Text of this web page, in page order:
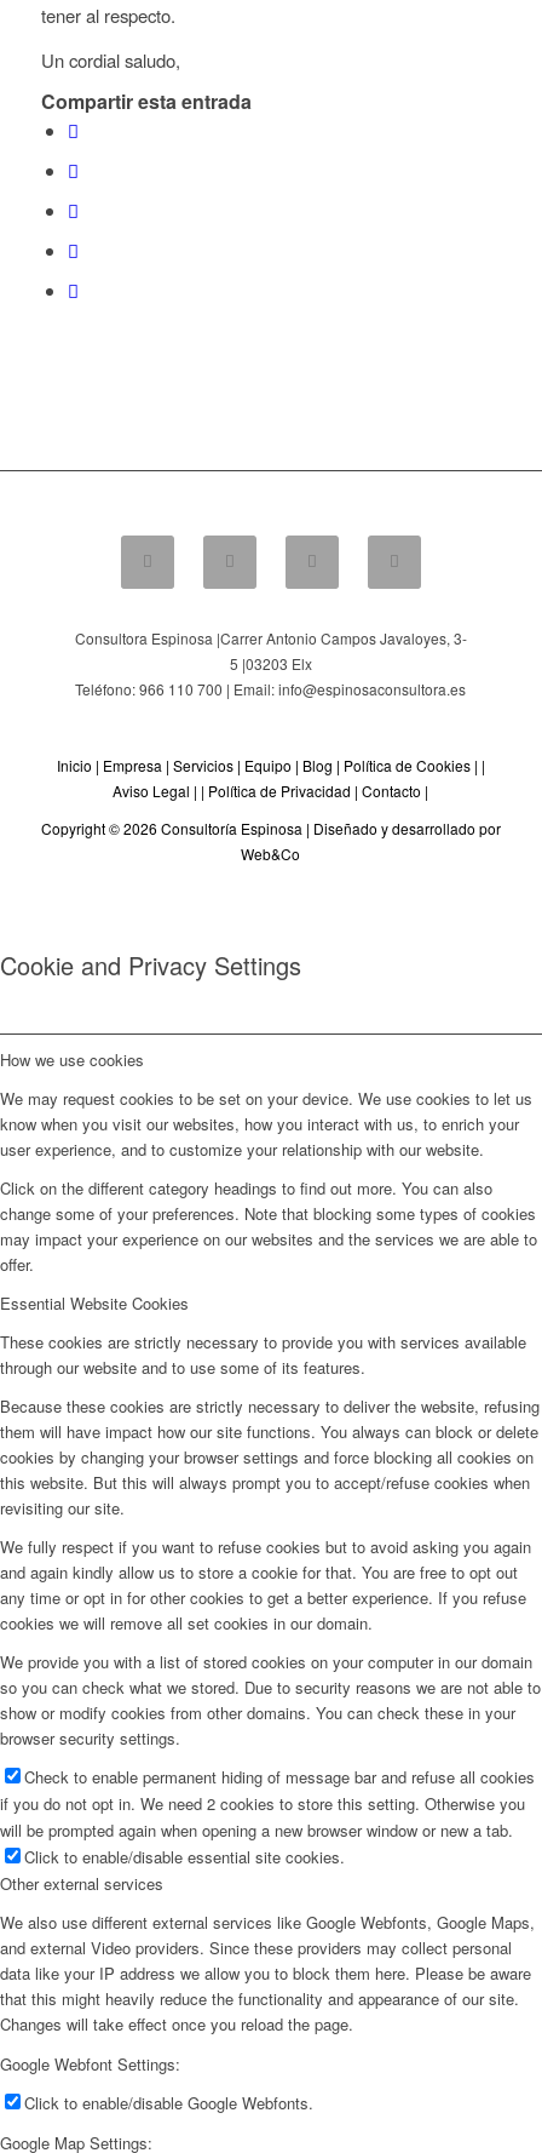
tener al respecto.
Un cordial saludo,
Compartir esta entrada
Consultora Espinosa |Carrer Antonio Campos Javaloyes, 3-
5 |03203 Elx
Teléfono: 966 110 700 | Email: info@espinosaconsultora.es
Inicio | Empresa | Servicios| Equipo | Blog | Política de Cookies| |
Aviso Legal | | Política de Privacidad |Contacto |
Copyright © 2026 Consultoría Espinosa | Diseñado y desarrollado por
Web&Co
Cookie and Privacy Settings
How we use cookies
We may request cookies to be set on your device. We use cookies to let us
know when you visit our websites, how you interact with us, to enrich your
user experience, and to customize your relationship with our website.
Click on the different category headings to find out more. You can also
change some of your preferences. Note that blocking some types of cookies
may impact your experience on our websites and the services we are able to
offer.
Essential Website Cookies
These cookies are strictly necessary to provide you with services available
through our website and to use some of its features.
Because these cookies are strictly necessary to deliver the website, refusing
them will have impact how our site functions. You always can block or delete
cookies by changing your browser settings and force blocking all cookies on
this website. But this will always prompt you to accept/refuse cookies when
revisiting our site.
We fully respect if you want to refuse cookies but to avoid asking you again
and again kindly allow us to store a cookie for that. You are free to opt out
any time or opt in for other cookies to get a better experience. If you refuse
cookies we will remove all set cookies in our domain.
We provide you with a list of stored cookies on your computer in our domain
so you can check what we stored. Due to security reasons we are not able to
show or modify cookies from other domains. You can check these in your
browser security settings.
Check to enable permanent hiding of message bar and refuse all cookies
if you do not opt in. We need 2 cookies to store this setting. Otherwise you
will be prompted again when opening a new browser window or new a tab.
Click to enable/disable essential site cookies.
Other external services
We also use different external services like Google Webfonts, Google Maps,
and external Video providers. Since these providers may collect personal
data like your IP address we allow you to block them here. Please be aware
that this might heavily reduce the functionality and appearance of our site.
Changes will take effect once you reload the page.
Google Webfont Settings:
Click to enable/disable Google Webfonts.
Google Map Settings: